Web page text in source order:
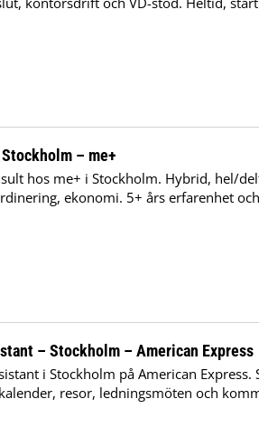
– me+
hos me+ i Stockholm. Hybrid, hel/
ekonomi. 5+ års erfarenhet
– Stockholm – American Express
i Stockholm på American Express.
resor, ledningsmöten och